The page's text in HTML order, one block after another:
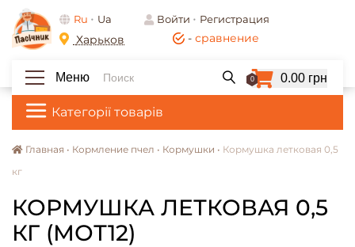
-сравнение
Ru Ua Войти Регистрация
Харьков
Категорії товарів
Меню 0 0.00 грн
Главная • Кормление пчел • Кормушки • Кормушка летковая 0,5
кг
КОРМУШКА ЛЕТКОВАЯ 0,5
КГ (МОТ12)